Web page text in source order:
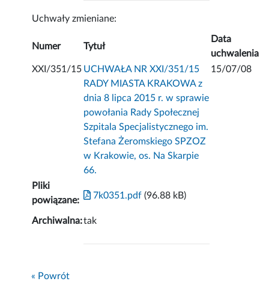
Uchwały zmieniane:
Numer Tytuł
Data
uchwalenia
XXI/351/15 UCHWAŁA NR XXI/351/15
RADY MIASTA KRAKOWA z
dnia 8 lipca 2015 r. w sprawie
powołania Rady Społecznej
Szpitala Specjalistycznego im.
Stefana Żeromskiego SPZOZ
w Krakowie, os. Na Skarpie
66.
15/07/08
Pliki
powiązane:
7k0351.pdf (96.88 kB)
Archiwalna:tak
« Powrót